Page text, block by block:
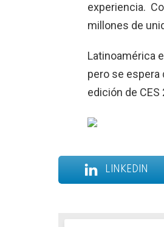
experiencia.
millones de
Latinoamérica
pero se
edición de
LINKEDIN